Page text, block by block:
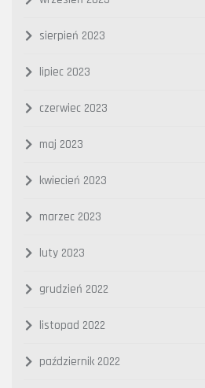
sierpień 2023
lipiec 2023
czerwiec 2023
maj 2023
kwiecień 2023
marzec 2023
luty 2023
grudzień 2022
listopad 2022
październik 2022